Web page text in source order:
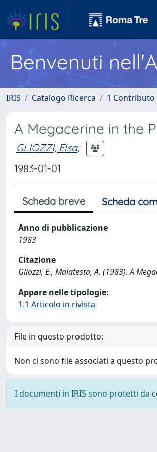
Benvenuti
IRIS Catalogo Ricerca 1 Contributo
A Megacerine in the
GLIOZZI, Elsa;
1983-01-01
Scheda breve Scheda
Anno di pubblicazione
1983
Citazione
Gliozzi, E., Malatesta, A. (1983). A
Appare nelle tipologie:
1.1 Articolo in rivista
File in questo prodotto:
Non ci sono file associati a questo
I documenti in IRIS sono protetti da